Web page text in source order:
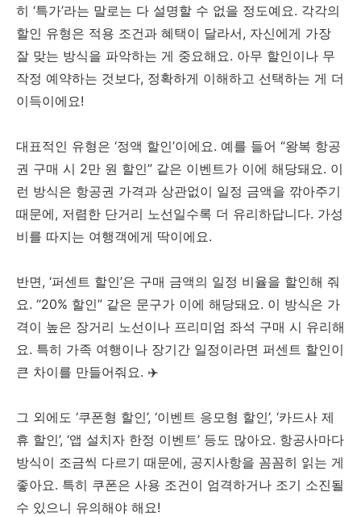
히 ‘특가’라는 말로는 다 설명할 수 없을 정도예요. 각각의
할인 유형은 적용 조건과 혜택이 달라서, 자신에게 가장
잘 맞는 방식을 파악하는 게 중요해요. 아무 할인이나 무
작정 예약하는 것보다, 정확하게 이해하고 선택하는 게 더
이득이에요!
대표적인 유형은 ‘정액 할인’이에요. 예를 들어 “왕복 항공
권 구매 시 2만 원 할인” 같은 이벤트가 이에 해당돼요. 이
런 방식은 항공권 가격과 상관없이 일정 금액을 깎아주기
때문에, 저렴한 단거리 노선일수록 더 유리하답니다. 가성
비를 따지는 여행객에게 딱이에요.
반면, ‘퍼센트 할인’은 구매 금액의 일정 비율을 할인해 줘
요. “20% 할인” 같은 문구가 이에 해당돼요. 이 방식은 가
격이 높은 장거리 노선이나 프리미엄 좌석 구매 시 유리해
요. 특히 가족 여행이나 장기간 일정이라면 퍼센트 할인이
큰 차이를 만들어줘요. ✈️
그 외에도 ‘쿠폰형 할인’, ‘이벤트 응모형 할인’, ‘카드사 제
휴 할인’, ‘앱 설치자 한정 이벤트’ 등도 많아요. 항공사마다
방식이 조금씩 다르기 때문에, 공지사항을 꼼꼼히 읽는 게
좋아요. 특히 쿠폰은 사용 조건이 엄격하거나 조기 소진될
수 있으니 유의해야 해요!